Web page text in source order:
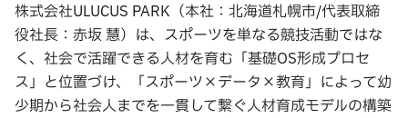
株式会社ULUCUS PARK（本社：北海道札幌市/代表取締
役社長：赤坂 慧）は、スポーツを単なる競技活動ではな
く、社会で活躍できる人材を育む「基礎OS形成プロセ
ス」と位置づけ、「スポーツ×データ×教育」によって幼
少期から社会人までを一貫して繋ぐ人材育成モデルの構築